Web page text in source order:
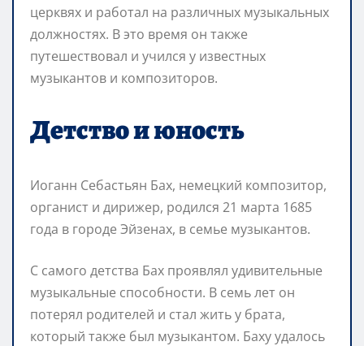
церквях и работал на различных музыкальных
должностях. В это время он также
путешествовал и учился у известных
музыкантов и композиторов.
Детство и юность
Иоганн Себастьян Бах, немецкий композитор,
органист и дирижер, родился 21 марта 1685
года в городе Эйзенах, в семье музыкантов.
С самого детства Бах проявлял удивительные
музыкальные способности. В семь лет он
потерял родителей и стал жить у брата,
который также был музыкантом. Баху удалось